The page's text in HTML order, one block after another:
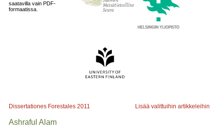
saatavilla vain PDF-
formaatissa.
Dissertationes Forestales 2011 Lisää valittuihin artikkeleihin
Ashraful Alam